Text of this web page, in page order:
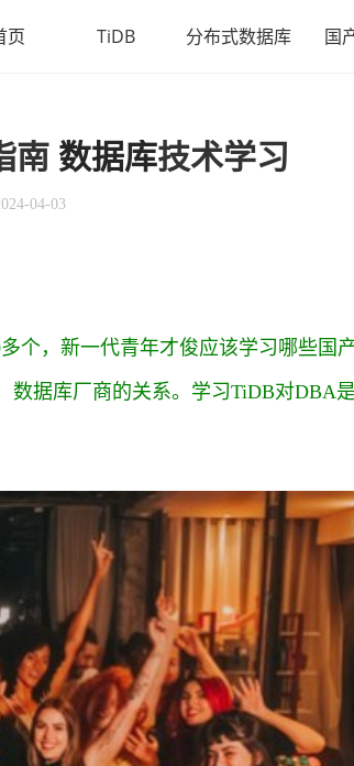
页 TiDB 分布式数据库 国
南 数据库技术学习
04-03
个，新一代青年才俊应该学习哪些国
数据库厂商的关系。学习TiDB对DBA